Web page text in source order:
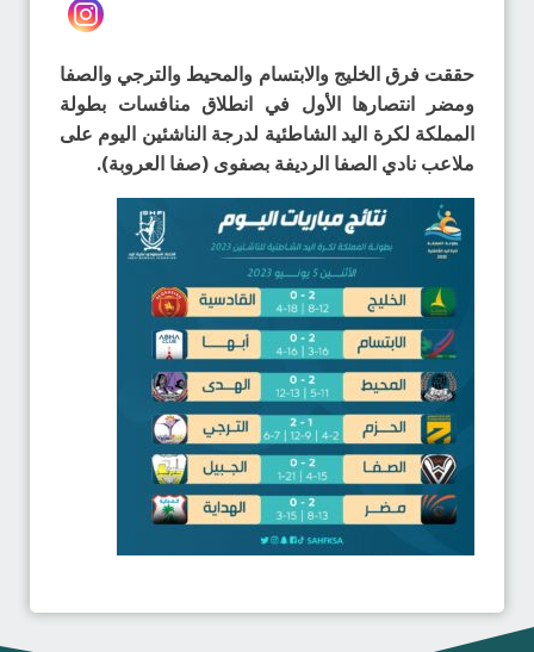
حققت فرق الخليج والابتسام والمحيط والترجي والصفا
ومضر انتصارها الأول في انطلاق منافسات بطولة
المملكة لكرة اليد الشاطئية لدرجة الناشئين اليوم على
ملاعب نادي الصفا الرديفة بصفوى (صفا العروبة).